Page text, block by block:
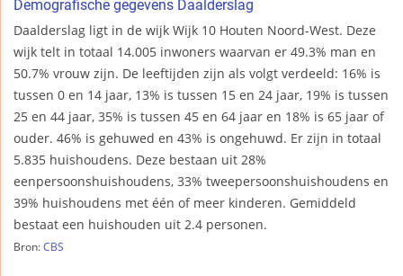
Demografische gegevens Daalderslag
Daalderslag ligt in de wijk Wijk 10 Houten Noord-West. Deze
wijk telt in totaal 14.005 inwoners waarvan er 49.3% man en
50.7% vrouw zijn. De leeftijden zijn als volgt verdeeld: 16% is
tussen 0 en 14 jaar, 13% is tussen 15 en 24 jaar, 19% is tussen
25 en 44 jaar, 35% is tussen 45 en 64 jaar en 18% is 65 jaar of
ouder. 46% is gehuwed en 43% is ongehuwd. Er zijn in totaal
5.835 huishoudens. Deze bestaan uit 28%
eenpersoonshuishoudens, 33% tweepersoonshuishoudens en
39% huishoudens met één of meer kinderen. Gemiddeld
bestaat een huishouden uit 2.4 personen.
Bron: CBS